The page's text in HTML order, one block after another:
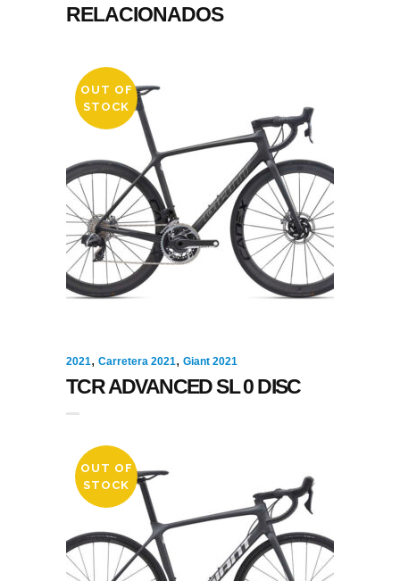
RELACIONADOS
OUT OF
STOCK
2021, Carretera 2021, Giant 2021
TCR ADVANCED SL 0 DISC
OUT OF
STOCK